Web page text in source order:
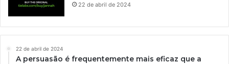
22 de abril de 2024
22 de abril de 2024
A persuasão é frequentemente mais eficaz que a